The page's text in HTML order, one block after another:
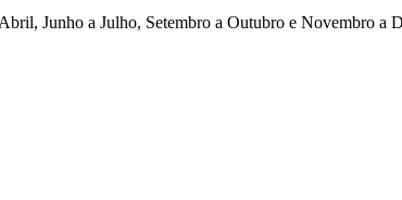
Junho a Julho, Setembro a Outubro e Novembro a